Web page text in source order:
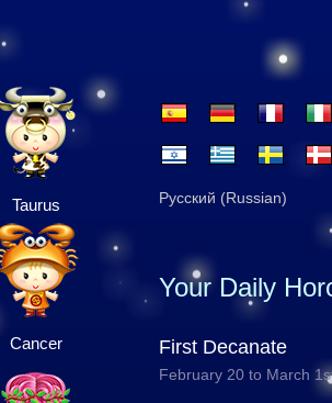
Taurus
Cancer
Русский (Russian)
Your Daily
First Decanate
February 20 to March